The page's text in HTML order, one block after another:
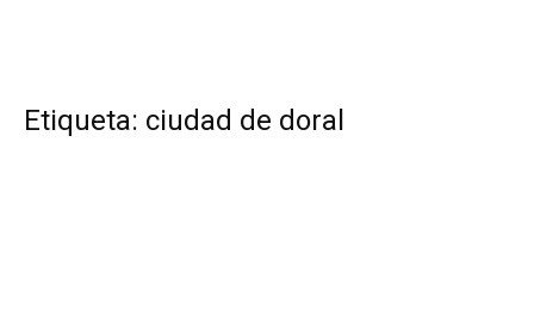
Etiqueta: ciudad de doral